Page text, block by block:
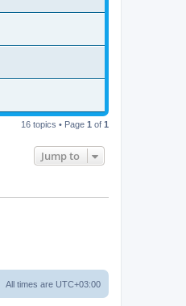
16 topics • Page 1 of 1
Jump to
All times are UTC+03:00